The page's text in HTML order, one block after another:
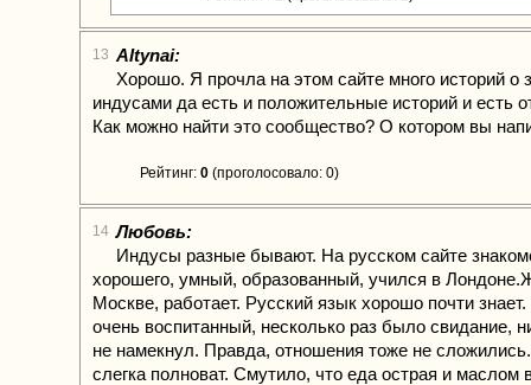
13 Altynai:
Хорошо. Я прочла на этом сайте много историй о
индусами да есть и положительные историй и есть
Как можно найти это сообщество? О котором вы
Рейтинг: 0 (проголосовало: 0)
14 Любовь:
Индусы разные бывают. На русском сайте
хорошего, умный, образованный, учился в
Москве, работает. Русский язык хорошо почти
очень воспитанный, несколько раз было свидание,
не намекнул. Правда, отношения тоже не
слегка полноват. Смутило, что еда острая и маслом